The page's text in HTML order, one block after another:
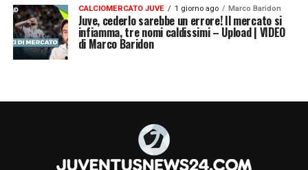
CALCIOMERCATO JUVE 1 giorno ago Marco Baridon
Juve, cederlo sarebbe un errore! Il mercato si
infiamma, tre nomi caldissimi – Upload | VIDEO
di Marco Baridon